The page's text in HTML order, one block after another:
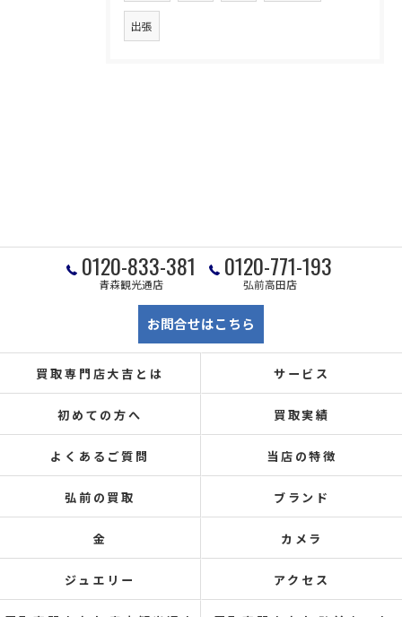
出張
0120-833-381
青森観光通店
0120-771-193
弘前高田店
お問合せはこちら
買取専門店大吉とは サービス
初めての方へ 買取実績
よくあるご質問 当店の特徴
弘前の買取 ブランド
金 カメラ
ジュエリー アクセス